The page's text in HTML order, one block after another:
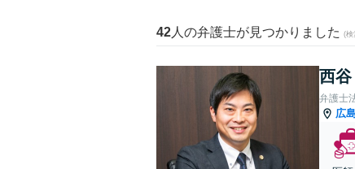
42 人の弁護士が見つかりました (検
西谷
弁護士
広